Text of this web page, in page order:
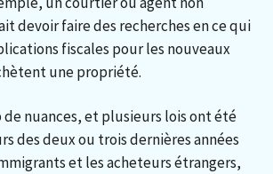
devoir faire des recherches en ce qui
fiscales pour les nouveaux
une propriété.
de nuances, et plusieurs lois ont été
des deux ou trois dernières années
et les acheteurs étrangers,